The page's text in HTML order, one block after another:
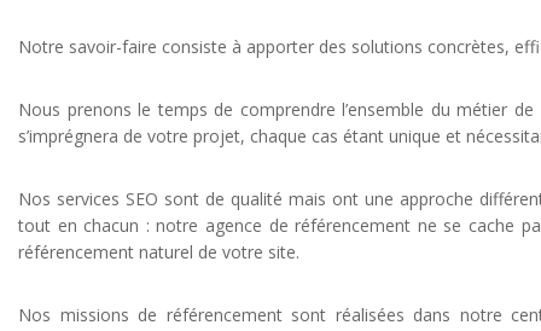
Notre savoir-faire consiste à apporter des solutions concrètes,
Nous prenons le temps de comprendre l’ensemble du métier
s’imprégnera de votre projet, chaque cas étant unique et
Nos services SEO sont de qualité mais ont une approche
tout en chacun : notre agence de référencement ne se cache
référencement naturel de votre site.
Nos missions de référencement sont réalisées dans notre